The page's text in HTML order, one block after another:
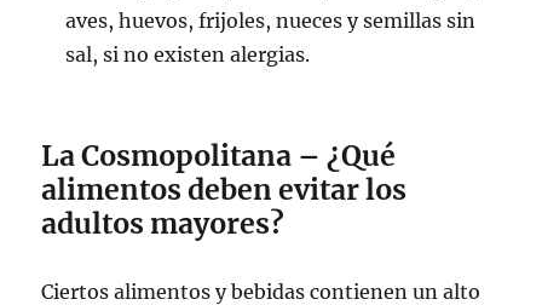
aves, huevos, frijoles, nueces y semillas sin
sal, si no existen alergias.
La Cosmopolitana – ¿Qué
alimentos deben evitar los
adultos mayores?
Ciertos alimentos y bebidas contienen un alto